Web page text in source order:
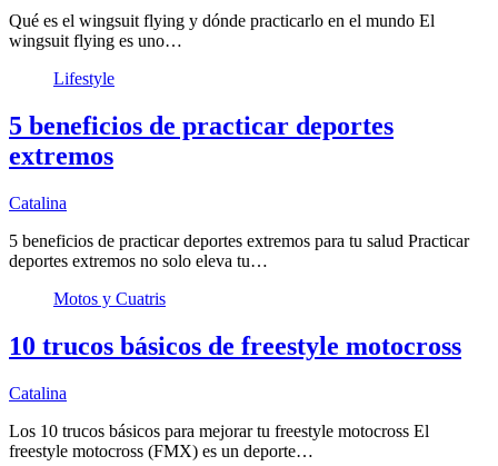
Qué es el wingsuit flying y dónde practicarlo en el mundo El
wingsuit flying es uno…
Lifestyle
5 beneficios de practicar deportes
extremos
Catalina
5 beneficios de practicar deportes extremos para tu salud Practicar
deportes extremos no solo eleva tu…
Motos y Cuatris
10 trucos básicos de freestyle motocross
Catalina
Los 10 trucos básicos para mejorar tu freestyle motocross El
freestyle motocross (FMX) es un deporte…